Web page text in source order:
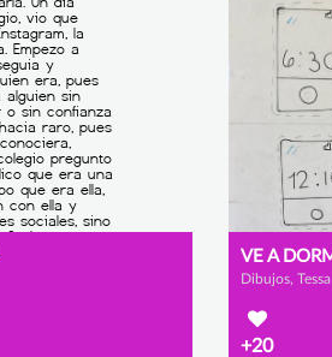
VE A
Dibujos, Tessa
+20